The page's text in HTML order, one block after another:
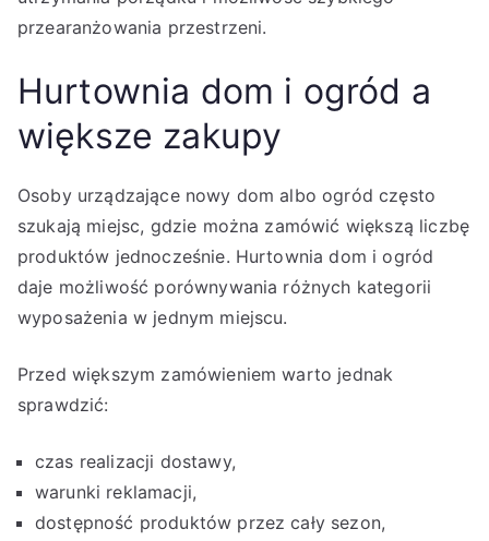
przearanżowania przestrzeni.
Hurtownia dom i ogród a
większe zakupy
Osoby urządzające nowy dom albo ogród często
szukają miejsc, gdzie można zamówić większą liczbę
produktów jednocześnie. Hurtownia dom i ogród
daje możliwość porównywania różnych kategorii
wyposażenia w jednym miejscu.
Przed większym zamówieniem warto jednak
sprawdzić:
czas realizacji dostawy,
warunki reklamacji,
dostępność produktów przez cały sezon,